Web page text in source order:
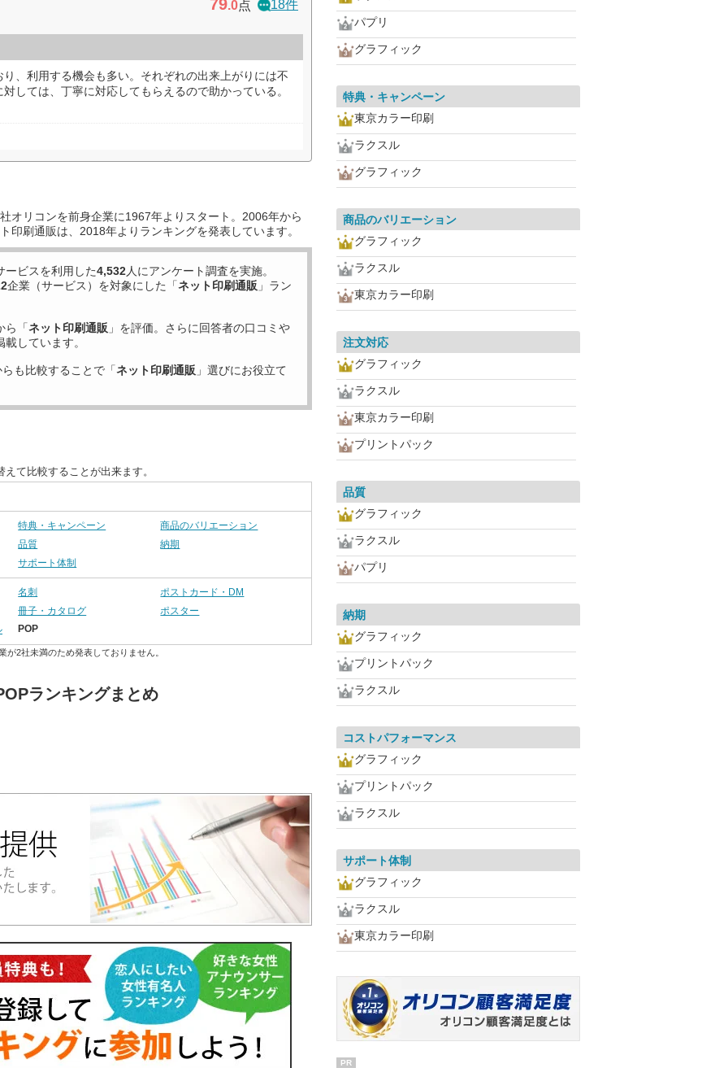
79.0点 18件
、利用する機会も多い。それぞれの出来上がりには不
しては、丁寧に対応してもらえるので助かっている。
オリコンを前身企業に1967年よりスタート。2006年から
印刷通販は、2018年よりランキングを発表しています。
ービスを利用した4,532人にアンケート調査を実施。
企業（サービス）を対象にした「ネット印刷通販 」ラン
ら「ネット印刷通販 」を評価。さらに回答者の口コミや
しています。
も比較することで「ネット印刷通販 」選びにお役立て
て比較することが出来ます。
特典・キャンペーン
商品のバリエーション
品質
納期
サポート体制
名刺
ポストカード・DM
冊子・カタログ
ポスター
POP
2社未満のため発表しておりません。
ランキングまとめ
パプリ
グラフィック
特典・キャンペーン
東京カラー印刷
ラクスル
グラフィック
商品のバリエーション
グラフィック
ラクスル
東京カラー印刷
注文対応
グラフィック
ラクスル
東京カラー印刷
プリントパック
品質
グラフィック
ラクスル
パプリ
納期
グラフィック
プリントパック
ラクスル
コストパフォーマンス
グラフィック
プリントパック
ラクスル
サポート体制
グラフィック
ラクスル
東京カラー印刷
PR